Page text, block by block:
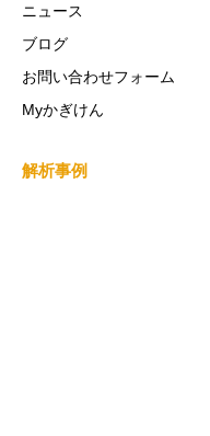
ニュース
ブログ
お問い合わせフォーム
Myかぎけん
解析事例